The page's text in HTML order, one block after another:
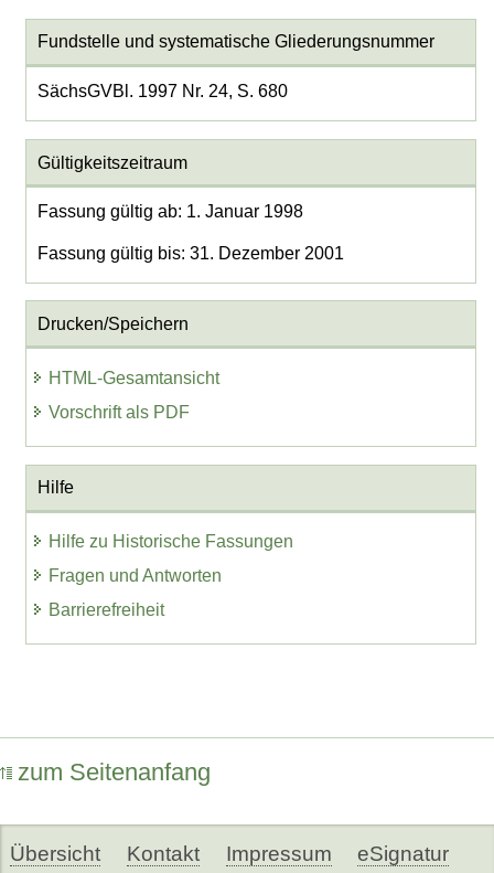
Fundstelle und systematische Gliederungsnummer
SächsGVBl. 1997 Nr. 24, S. 680
Gültigkeitszeitraum
Fassung gültig ab: 1. Januar 1998
Fassung gültig bis: 31. Dezember 2001
Drucken/Speichern
HTML-Gesamtansicht
Vorschrift als PDF
Hilfe
Hilfe zu Historische Fassungen
Fragen und Antworten
Barrierefreiheit
zum Seitenanfang
Übersicht Kontakt Impressum eSignatur